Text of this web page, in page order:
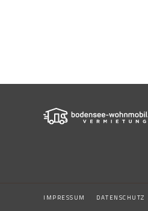
IMPRESSUM DATENSCHUTZ